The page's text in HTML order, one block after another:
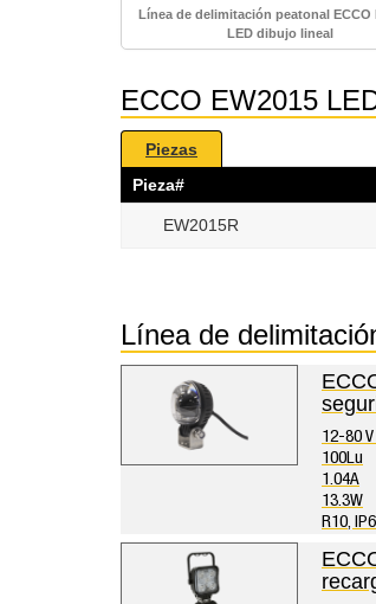
Línea de delimitación peatonal ECCO
LED dibujo lineal
ECCO EW2015
Piezas
Pieza#
EW2015R
Línea de
12-80 V
100Lu
1.04A
13.3W
R10,